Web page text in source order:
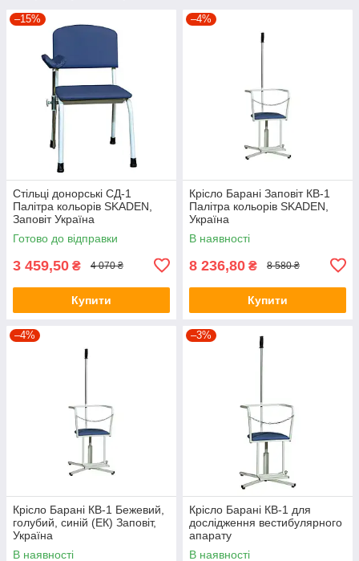
–15%
Стільці донорські СД-1
Палітра кольорів SKADEN,
Заповіт Україна
Готово до відправки
3 459,50 ₴ 4 070 ₴
Купити
–4%
Крісло Барані Заповіт КВ-1
Палітра кольорів SKADEN,
Україна
В наявності
8 236,80 ₴ 8 580 ₴
Купити
–4%
Крісло Барані КВ-1 Бежевий,
голубий, синій (ЕК) Заповіт,
Україна
В наявності
–3%
Крісло Барані КВ-1 для
дослідження вестибулярного
апарату
В наявності